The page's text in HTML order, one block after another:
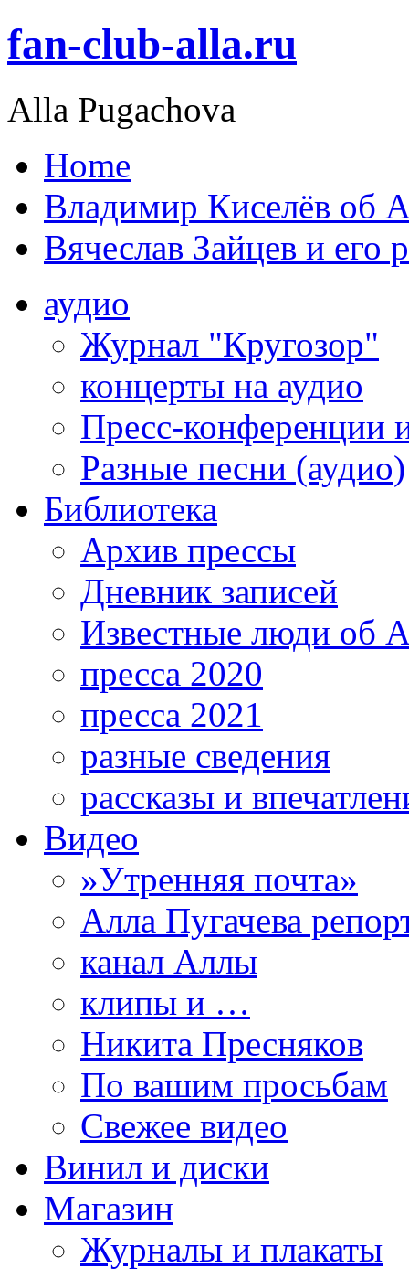
fan-club-alla.ru
Alla Pugachova
Home
Владимир Киселёв об
Вячеслав Зайцев и его
аудио
Журнал "Кругозор"
концерты на аудио
Пресс-конференции
Разные песни (аудио)
Библиотека
Архив прессы
Дневник записей
Известные люди об
пресса 2020
пресса 2021
разные сведения
рассказы и
Видео
»Утренняя почта»
Алла Пугачева
канал Аллы
клипы и …
Никита Пресняков
По вашим просьбам
Свежее видео
Винил и диски
Магазин
Журналы и плакаты